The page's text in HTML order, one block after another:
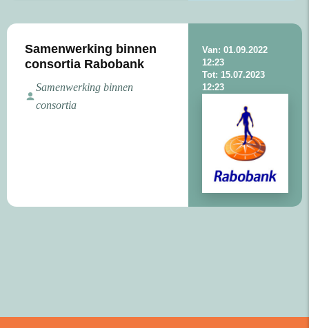
Samenwerking binnen
consortia Rabobank
Samenwerking binnen
consortia
Van: 01.09.2022
12:23
Tot: 15.07.2023
12:23